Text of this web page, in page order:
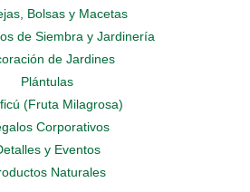
Bolsas y Macetas
de Siembra y Jardinería
de Jardines
Plántulas
(Fruta Milagrosa)
Corporativos
y Eventos
Naturales